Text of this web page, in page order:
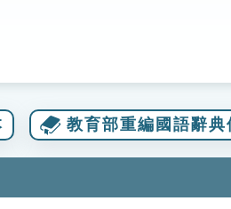
教育部重編國語辭典